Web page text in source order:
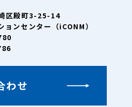
区殿町3-25-14
ョンセンター（iCONM）
わせ